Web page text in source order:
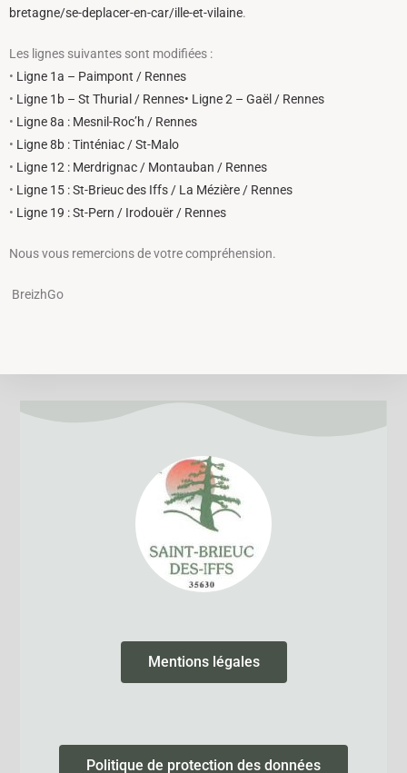
bretagne/se-deplacer-en-car/ille-et-vilaine.
Les lignes suivantes sont modifiées :
• Ligne 1a – Paimpont / Rennes
• Ligne 1b – St Thurial / Rennes• Ligne 2 – Gaël / Rennes
• Ligne 8a : Mesnil-Roc’h / Rennes
• Ligne 8b : Tinténiac / St-Malo
• Ligne 12 : Merdrignac / Montauban / Rennes
• Ligne 15 : St-Brieuc des Iffs / La Mézière / Rennes
• Ligne 19 : St-Pern / Irodouër / Rennes
Nous vous remercions de votre compréhension.
BreizhGo
Mentions légales
Politique de protection des données